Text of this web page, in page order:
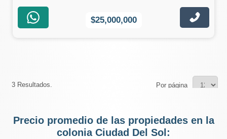
$25,000,000
3 Resultados. Por página
Precio promedio de las propiedades en la
colonia Ciudad Del Sol: